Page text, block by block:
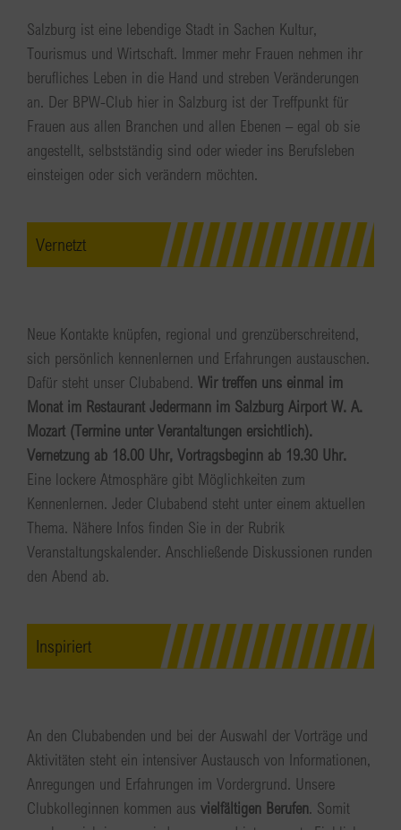
Salzburg ist eine lebendige Stadt in Sachen Kultur,
Tourismus und Wirtschaft. Immer mehr Frauen nehmen ihr
berufliches Leben in die Hand und streben Veränderungen
an. Der BPW-Club hier in Salzburg ist der Treffpunkt für
Frauen aus allen Branchen und allen Ebenen – egal ob sie
angestellt, selbstständig sind oder wieder ins Berufsleben
einsteigen oder sich verändern möchten.
Vernetzt
Neue Kontakte knüpfen, regional und grenzüberschreitend,
sich persönlich kennenlernen und Erfahrungen austauschen.
Dafür steht unser Clubabend. Wir treffen uns einmal im
Monat im Restaurant Jedermann im Salzburg Airport W. A.
Mozart (Termine unter Verantaltungen ersichtlich).
Vernetzung ab 18.00 Uhr, Vortragsbeginn ab 19.30 Uhr.
Eine lockere Atmosphäre gibt Möglichkeiten zum
Kennenlernen. Jeder Clubabend steht unter einem aktuellen
Thema. Nähere Infos finden Sie in der Rubrik
Veranstaltungskalender. Anschließende Diskussionen runden
den Abend ab.
Inspiriert
An den Clubabenden und bei der Auswahl der Vorträge und
Aktivitäten steht ein intensiver Austausch von Informationen,
Anregungen und Erfahrungen im Vordergrund. Unsere
Clubkolleginnen kommen aus vielfältigen Berufen. Somit